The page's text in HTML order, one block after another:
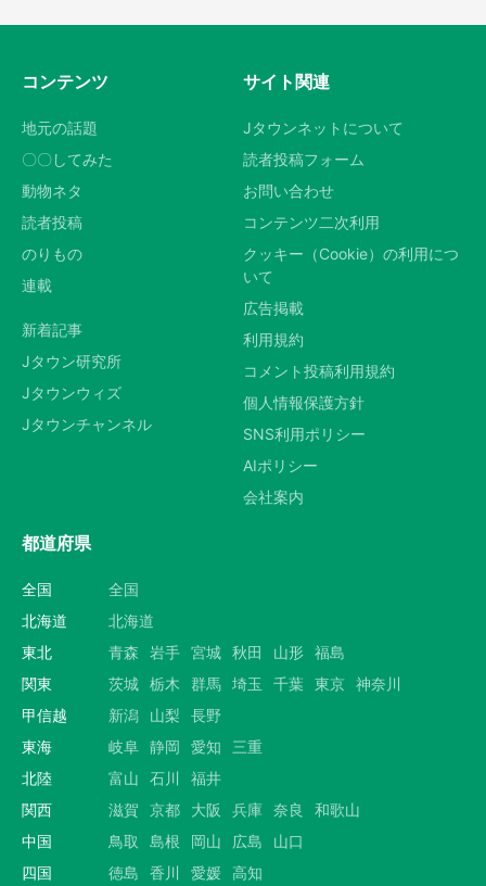
コンテンツ
地元の話題
〇〇してみた
動物ネタ
読者投稿
のりもの
連載
新着記事
Jタウン研究所
Jタウンウィズ
Jタウンチャンネル
サイト関連
Jタウンネットについて
読者投稿フォーム
お問い合わせ
コンテンツ二次利用
クッキー（Cookie）の利用につ
いて
広告掲載
利用規約
コメント投稿利用規約
個人情報保護方針
SNS利用ポリシー
AIポリシー
会社案内
都道府県
全国
全国
北海道
北海道
東北
青森 岩手 宮城 秋田 山形 福島
関東
茨城 栃木 群馬 埼玉 千葉 東京 神奈川
甲信越
新潟 山梨
長野
東海
岐阜 静岡 愛知
三重
北陸
富山 石川
福井
関西
滋賀 京都 大阪 兵庫 奈良
和歌山
中国
鳥取 島根 岡山 広島
山口
四国
徳島 香川 愛媛 高知